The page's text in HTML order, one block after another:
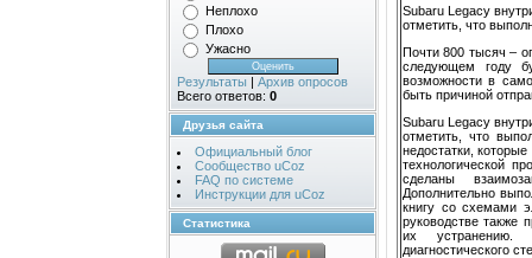
Неплохо
Плохо
Ужасно
Результаты | Архив опросов
Всего ответов: 0
Друзья сайта
Официальный блог
Сообщество uCoz
FAQ по системе
Инструкции для uCoz
Статистика
Subaru Legacy
отметить, что
Почти 800 тысяч –
следующем году
возможности в
быть причиной
Subaru Legacy
отметить, что
недостатки,
технологической
сделаны
Дополнительно
книгу со схемами
руководстве также
их устранению.
диагностического